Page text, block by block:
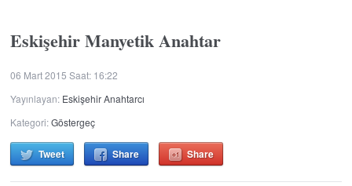
Eskişehir Manyetik Anahtar
06 Mart 2015 Saat: 16:22
Yayınlayan: Eskişehir Anahtarcı
Kategori:Göstergeç
Tweet Share Share